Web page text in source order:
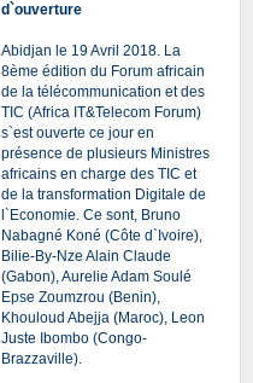
d`ouverture
Abidjan le 19 Avril 2018. La
8ème édition du Forum africain
de la télécommunication et des
TIC (Africa IT&Telecom Forum)
s`est ouverte ce jour en
présence de plusieurs Ministres
africains en charge des TIC et
de la transformation Digitale de
l`Economie. Ce sont, Bruno
Nabagné Koné (Côte d`Ivoire),
Bilie-By-Nze Alain Claude
(Gabon), Aurelie Adam Soulé
Epse Zoumzrou (Benin),
Khouloud Abejja (Maroc), Leon
Juste Ibombo (Congo-
Brazzaville).